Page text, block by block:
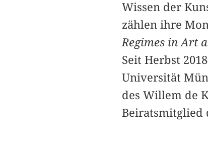
Wissen der
zählen ihre
Regimes in Art
Seit Herbst
Universität
des Willem de
Beiratsmitglied